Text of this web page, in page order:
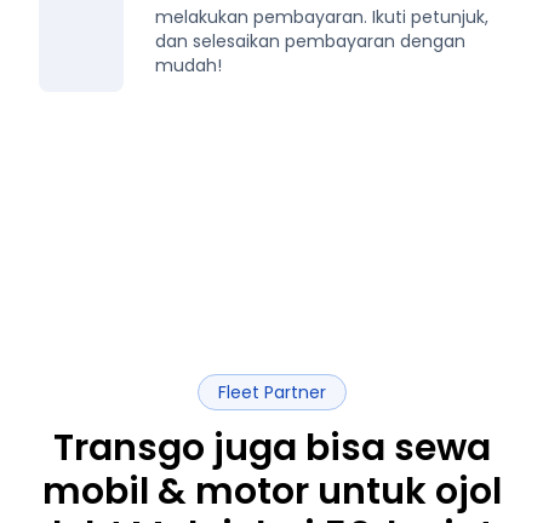
melakukan pembayaran. Ikuti petunjuk,
dan selesaikan pembayaran dengan
mudah!
Fleet Partner
Transgo juga bisa sewa
mobil & motor untuk ojol